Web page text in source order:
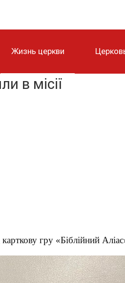
Жизнь церкви
в місії
гру «Біблійний